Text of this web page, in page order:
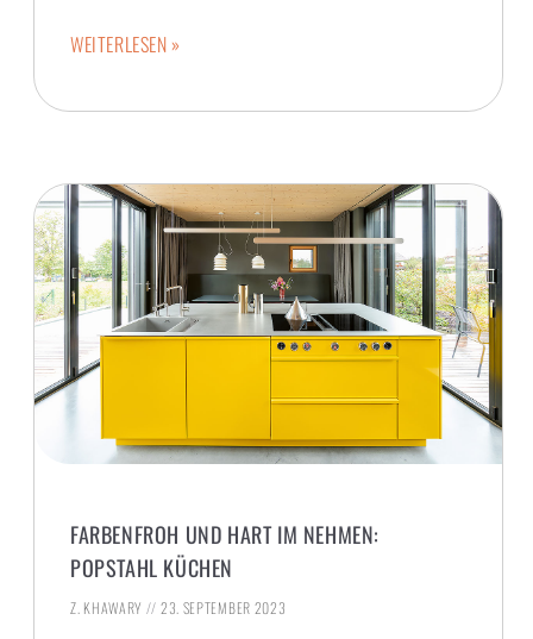
WEITERLESEN »
FARBENFROH UND HART IM NEHMEN:
POPSTAHL KÜCHEN
Z. KHAWARY 23. SEPTEMBER 2023